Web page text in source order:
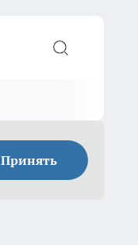
Принять